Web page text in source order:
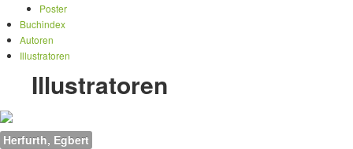
Poster
Buchindex
Autoren
Illustratoren
Illustratoren
Herfurth, Egbert